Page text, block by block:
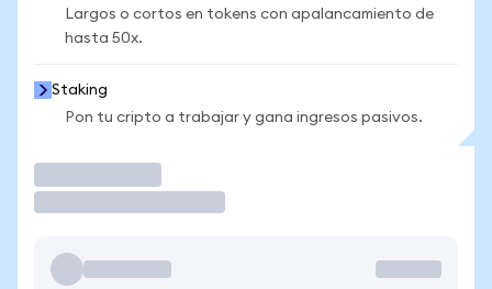
Largos o cortos en tokens con apalancamiento de
hasta 50x.
Staking
Pon tu cripto a trabajar y gana ingresos pasivos.